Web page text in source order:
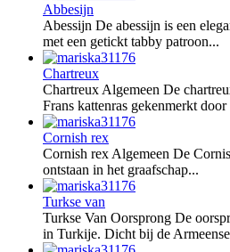
Abbesijn
Abessijn De abessijn is een
met een getickt tabby patroon...
Chartreux
Chartreux Algemeen De
Frans kattenras gekenmerkt
Cornish rex
Cornish rex Algemeen De
ontstaan in het graafschap...
Turkse van
Turkse Van Oorsprong De
in Turkije. Dicht bij de